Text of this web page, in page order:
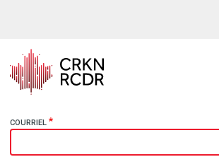
principal
COURRIEL